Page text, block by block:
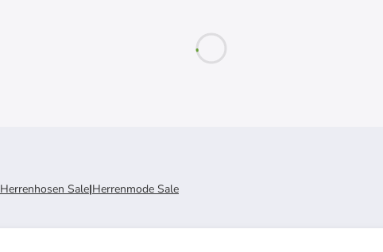
Herrenhosen Sale|Herrenmode Sale